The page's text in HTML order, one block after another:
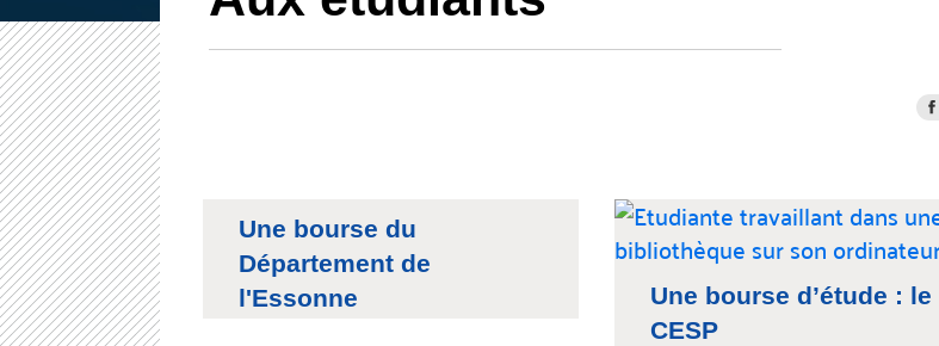
Une bourse du
Département de
l'Essonne
Une bourse d’étude : le
CESP